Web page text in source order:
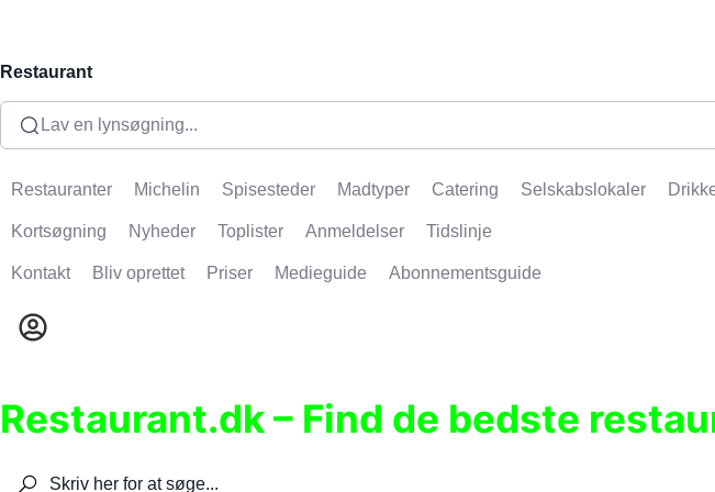
Restaurant
Lav en lynsøgning...
Restauranter Michelin Spisesteder Madtyper Catering Selskabslokaler
Kortsøgning Nyheder Toplister Anmeldelser Tidslinje
Kontakt Bliv oprettet Priser Medieguide Abonnementsguide
Restaurant.dk – Find de bedste